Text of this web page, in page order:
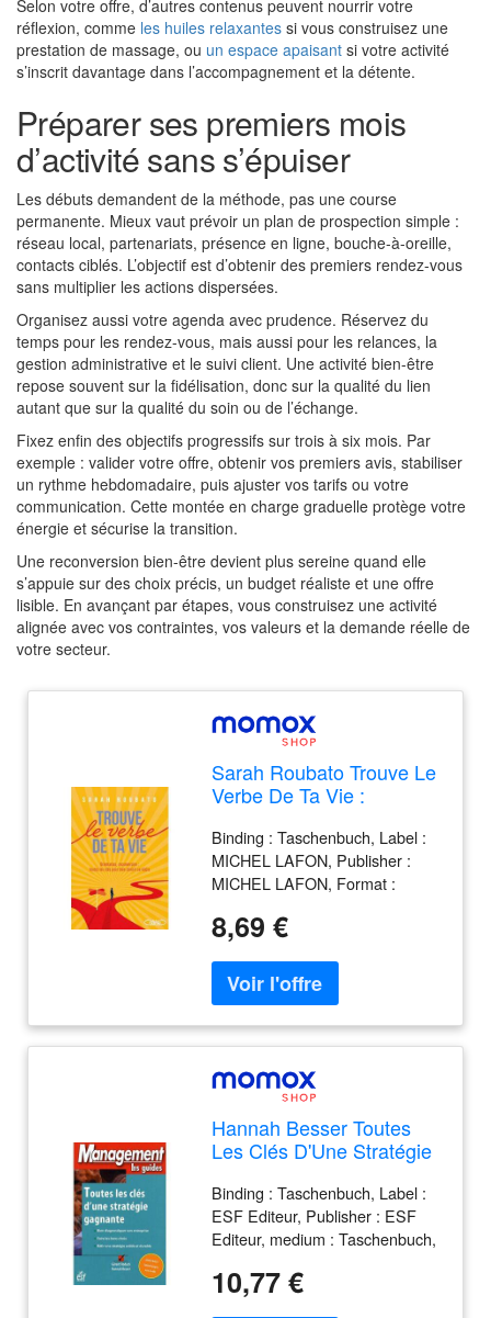
Selon votre offre, d’autres contenus peuvent nourrir votre
réflexion, comme les huiles relaxantes si vous construisez une
prestation de massage, ou un espace apaisant si votre activité
s’inscrit davantage dans l’accompagnement et la détente.
Préparer ses premiers mois
d’activité sans s’épuiser
Les débuts demandent de la méthode, pas une course
permanente. Mieux vaut prévoir un plan de prospection simple :
réseau local, partenariats, présence en ligne, bouche-à-oreille,
contacts ciblés. L’objectif est d’obtenir des premiers rendez-vous
sans multiplier les actions dispersées.
Organisez aussi votre agenda avec prudence. Réservez du
temps pour les rendez-vous, mais aussi pour les relances, la
gestion administrative et le suivi client. Une activité bien-être
repose souvent sur la fidélisation, donc sur la qualité du lien
autant que sur la qualité du soin ou de l’échange.
Fixez enfin des objectifs progressifs sur trois à six mois. Par
exemple : valider votre offre, obtenir vos premiers avis, stabiliser
un rythme hebdomadaire, puis ajuster vos tarifs ou votre
communication. Cette montée en charge graduelle protège votre
énergie et sécurise la transition.
Une reconversion bien-être devient plus sereine quand elle
s’appuie sur des choix précis, un budget réaliste et une offre
lisible. En avançant par étapes, vous construisez une activité
alignée avec vos contraintes, vos valeurs et la demande réelle de
votre secteur.
Sarah Roubato Trouve Le
Verbe De Ta Vie :
: Toutes Les Clés Pour
Bien Choisir Sa V(O)Ie
Binding : Taschenbuch, Label :
MICHEL LAFON, Publisher :
MICHEL LAFON, Format :
Taschenbuch, numberOfPages :
11, releaseDate : 2024-01-03,
authors : Sarah Roubato, ISBN :
2749956900
8,69 €
Hannah Besser Toutes
Les Clés D'Une Stratégie
Diagnostiquer Son
Entreprise, Faire Les
Bons Choix, Bâtir Une
Stratégie Solide Et
Durable
Binding : Taschenbuch, Label :
ESF Editeur, Publisher : ESF
Editeur, medium : Taschenbuch,
authors : Hannah Besser,
10,77 €